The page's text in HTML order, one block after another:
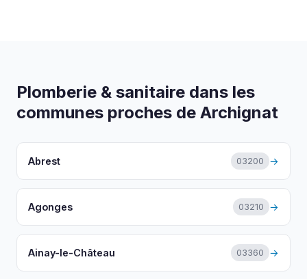
Plomberie & sanitaire dans les
communes proches de Archignat
Abrest 03200 →
Agonges 03210 →
Ainay-le-Château 03360 →